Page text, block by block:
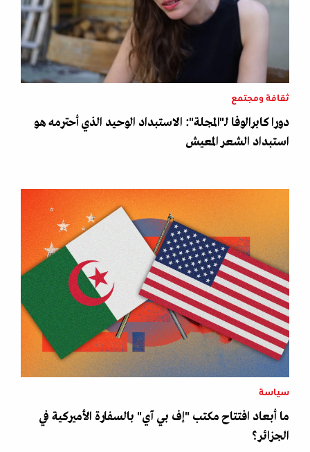
ثقافة ومجتمع
دورا كابرالوفا لـ"المجلة": الاستبداد الوحيد الذي أحترمه هو
استبداد الشعر المعيش
سياسة
ما أبعاد افتتاح مكتب "إف بي آي" بالسفارة الأميركية في
الجزائر؟